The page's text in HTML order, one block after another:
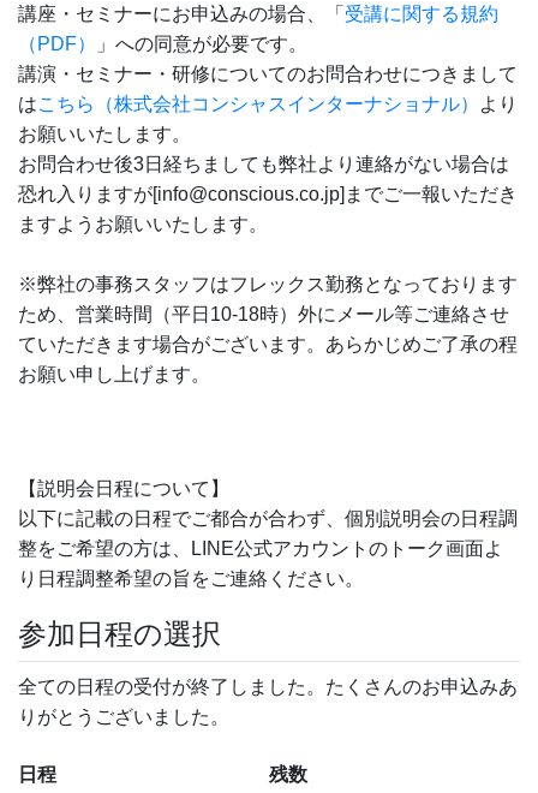
講座・セミナーにお申込みの場合、「 受講に関する規約
（PDF）
」への同意が必要です。
講演・セミナー・研修についてのお問合わせにつきまして
はこちら（株式会社コンシャスインターナショナル）
より
お願いいたします。
お問合わせ後3日経ちましても弊社より連絡がない場合は
恐れ入りますが[info@conscious.co.jp]までご一報いただき
ますようお願いいたします。
※弊社の事務スタッフはフレックス勤務となっております
ため、営業時間（平日10-18時）外にメール等ご連絡させ
ていただきます場合がございます。あらかじめご了承の程
お願い申し上げます。
【説明会日程について】
以下に記載の日程でご都合が合わず、個別説明会の日程調
整をご希望の方は、LINE公式アカウントのトーク画面よ
り日程調整希望の旨をご連絡ください。
参加日程の選択
全ての日程の受付が終了しました。たくさんのお申込みあ
りがとうございました。
日程 残数